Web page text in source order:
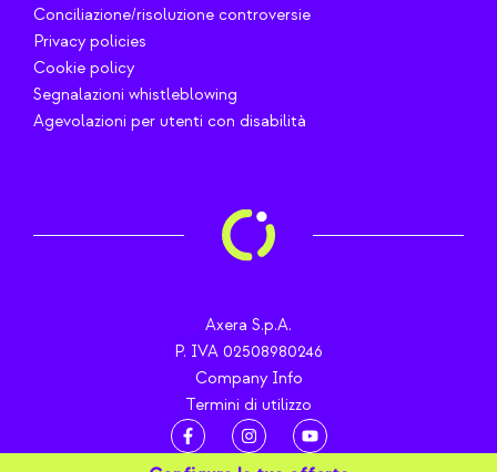
Conciliazione/risoluzione controversie
Privacy policies
Cookie policy
Segnalazioni whistleblowing
Agevolazioni per utenti con disabilità
Axera S.p.A.
P. IVA 02508980246
Company Info
Termini di utilizzo